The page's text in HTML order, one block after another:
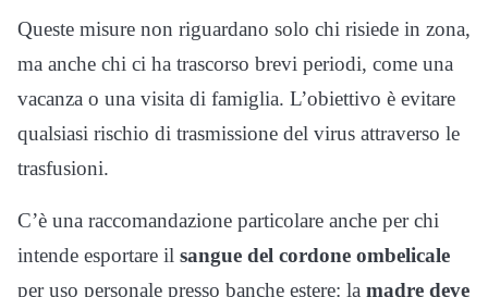
Queste misure non riguardano solo chi risiede in zona,
ma anche chi ci ha trascorso brevi periodi, come una
vacanza o una visita di famiglia. L’obiettivo è evitare
qualsiasi rischio di trasmissione del virus attraverso le
trasfusioni.
C’è una raccomandazione particolare anche per chi
intende esportare il sangue del cordone ombelicale
per uso personale presso banche estere: la madre deve